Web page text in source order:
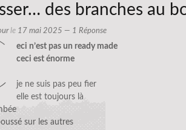
des branches au
le 17 mai 2025 — 1 Réponse
eci n’est pas un ready made
ceci est énorme
je ne suis pas peu fier
elle est toujours là
sur les autres